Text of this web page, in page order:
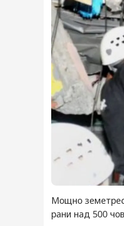
Мощно
рани над 500